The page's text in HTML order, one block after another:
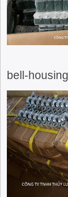
Kho
bell-housing